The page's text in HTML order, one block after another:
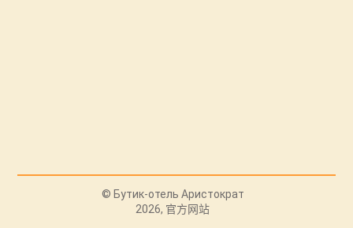
© Бутик-отель Аристократ
2026, 官方网站